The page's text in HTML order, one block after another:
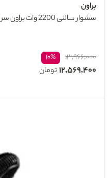
براون
سشوار سالنی 2200 وات براون سری 7 Satin Hair مدل BRHD710E
۱۳,۹۶۶,۰۰۰ ۱۰%
۱۲,۵۶۹,۴۰۰ تومان